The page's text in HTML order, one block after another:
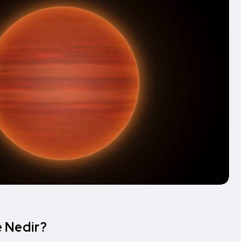
Nedir?